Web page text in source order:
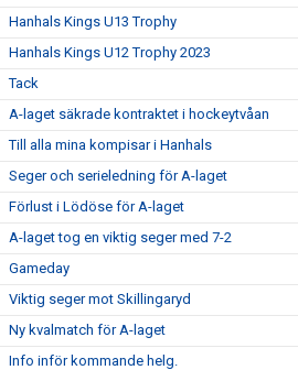
Hanhals Kings U13 Trophy
Hanhals Kings U12 Trophy 2023
Tack
A-laget säkrade kontraktet i hockeytvåan
Till alla mina kompisar i Hanhals
Seger och serieledning för A-laget
Förlust i Lödöse för A-laget
A-laget tog en viktig seger med 7-2
Gameday
Viktig seger mot Skillingaryd
Ny kvalmatch för A-laget
Info inför kommande helg.